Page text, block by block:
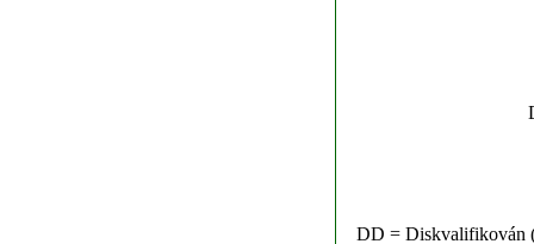
DD = Diskvalifikován